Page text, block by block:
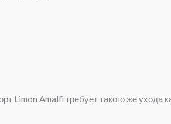
Limon Amalfi требует такого же ухода